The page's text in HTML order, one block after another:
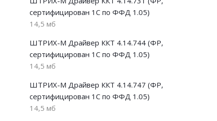
сертифицирован 1С по ФФД 1.05)
14,5 мб
ШТРИХ-М Драйвер ККТ 4.14.744 (ФР,
сертифицирован 1С по ФФД 1.05)
14,5 мб
ШТРИХ-М Драйвер ККТ 4.14.747 (ФР,
сертифицирован 1С по ФФД 1.05)
14,5 мб